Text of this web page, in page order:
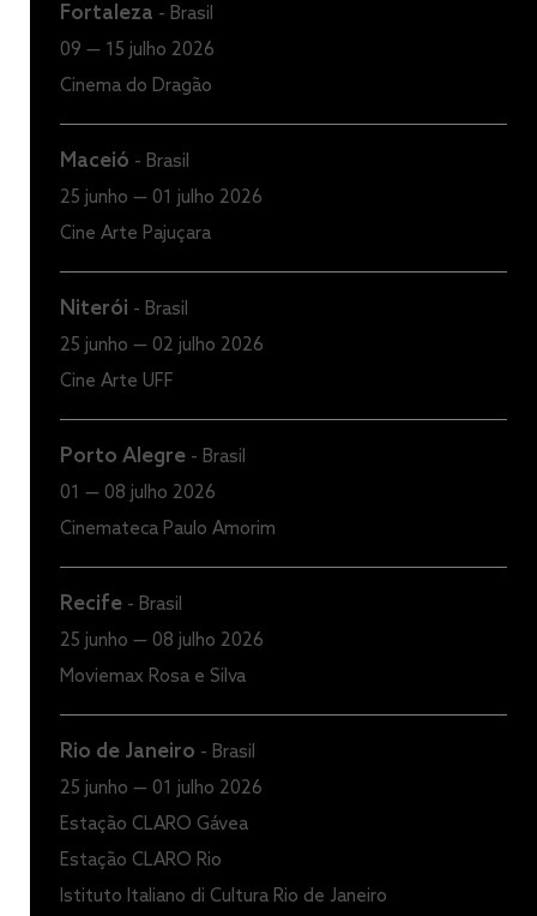
Fortaleza - Brasil
09 — 15 julho 2026
Cinema do Dragão
Maceió - Brasil
25 junho — 01 julho 2026
Cine Arte Pajuçara
Niterói - Brasil
25 junho — 02 julho 2026
Cine Arte UFF
Porto Alegre - Brasil
01 — 08 julho 2026
Cinemateca Paulo Amorim
Recife - Brasil
25 junho — 08 julho 2026
Moviemax Rosa e Silva
Rio de Janeiro - Brasil
25 junho — 01 julho 2026
Estação CLARO Gávea
Estação CLARO Rio
Istituto Italiano di Cultura Rio de Janeiro